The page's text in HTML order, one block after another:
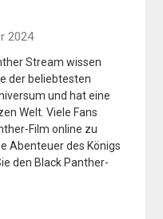
2024
Stream wissen
der beliebtesten
und hat eine
Welt. Viele Fans
Film online zu
Abenteuer des Königs
den Black Panther-